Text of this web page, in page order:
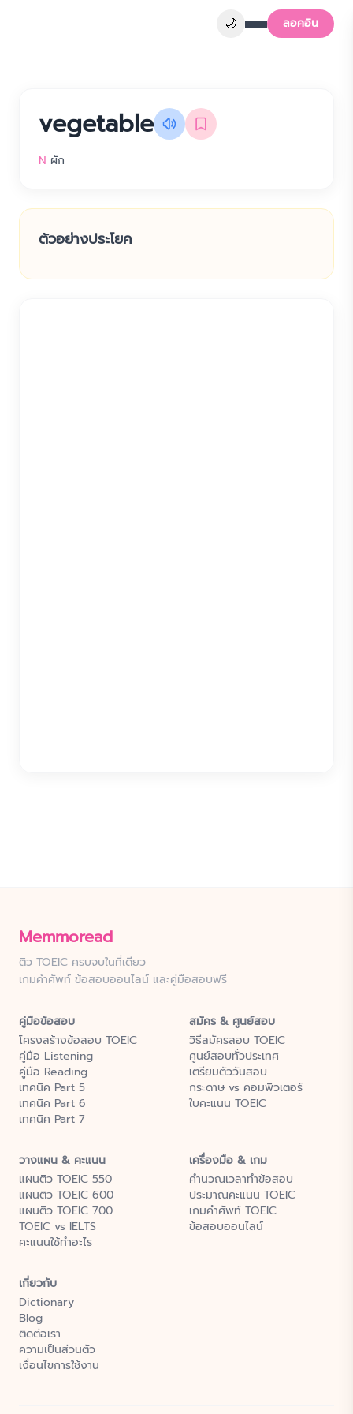
🌙 ลอคอิน
vegetable
N ผัก
ตัวอย่างประโยค
Memmoread
ติว TOEIC ครบจบในที่เดียว
เกมคำศัพท์ ข้อสอบออนไลน์ และคู่มือสอบฟรี
คู่มือข้อสอบ
โครงสร้างข้อสอบ TOEIC
คู่มือ Listening
คู่มือ Reading
เทคนิค Part 5
เทคนิค Part 6
เทคนิค Part 7
สมัคร & ศูนย์สอบ
วิธีสมัครสอบ TOEIC
ศูนย์สอบทั่วประเทศ
เตรียมตัววันสอบ
กระดาษ vs คอมพิวเตอร์
ใบคะแนน TOEIC
วางแผน & คะแนน
แผนติว TOEIC 550
แผนติว TOEIC 600
แผนติว TOEIC 700
TOEIC vs IELTS
คะแนนใช้ทำอะไร
เครื่องมือ & เกม
คำนวณเวลาทำข้อสอบ
ประมาณคะแนน TOEIC
เกมคำศัพท์ TOEIC
ข้อสอบออนไลน์
เกี่ยวกับ
Dictionary
Blog
ติดต่อเรา
ความเป็นส่วนตัว
เงื่อนไขการใช้งาน